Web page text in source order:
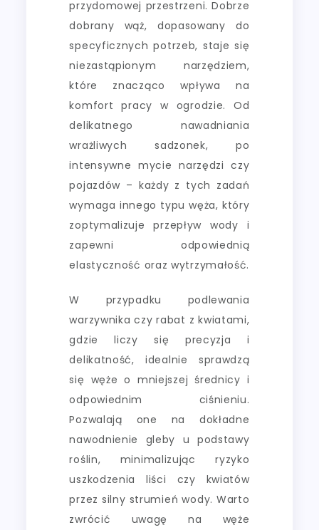
przydomowej przestrzeni. Dobrze
dobrany wąż, dopasowany do
specyficznych potrzeb, staje się
niezastąpionym narzędziem,
które znacząco wpływa na
komfort pracy w ogrodzie. Od
delikatnego nawadniania
wrażliwych sadzonek, po
intensywne mycie narzędzi czy
pojazdów – każdy z tych zadań
wymaga innego typu węża, który
zoptymalizuje przepływ wody i
zapewni odpowiednią
elastyczność oraz wytrzymałość.
W przypadku podlewania
warzywnika czy rabat z kwiatami,
gdzie liczy się precyzja i
delikatność, idealnie sprawdzą
się węże o mniejszej średnicy i
odpowiednim ciśnieniu.
Pozwalają one na dokładne
nawodnienie gleby u podstawy
roślin, minimalizując ryzyko
uszkodzenia liści czy kwiatów
przez silny strumień wody. Warto
zwrócić uwagę na węże